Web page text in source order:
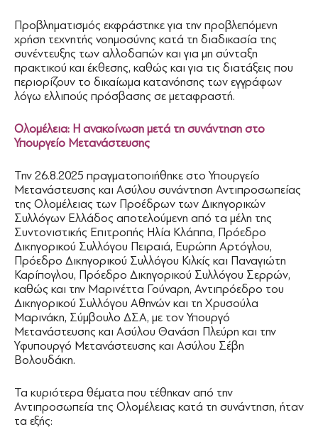
Προβληματισμός εκφράστηκε για την προβλεπόμενη
χρήση τεχνητής νοημοσύνης κατά τη διαδικασία της
συνέντευξης των αλλοδαπών και για μη σύνταξη
πρακτικού και έκθεσης, καθώς και για τις διατάξεις που
περιορίζουν το δικαίωμα κατανόησης των εγγράφων
λόγω ελλιπούς πρόσβασης σε μεταφραστή.
Ολομέλεια: Η ανακοίνωση μετά τη συνάντηση στο
Υπουργείο Μετανάστευσης
Την 26.8.2025 πραγματοποιήθηκε στο Υπουργείο
Μετανάστευσης και Ασύλου συνάντηση Αντιπροσωπείας
της Ολομέλειας των Προέδρων των Δικηγορικών
Συλλόγων Ελλάδος αποτελούμενη από τα μέλη της
Συντονιστικής Επιτροπής Ηλία Κλάππα, Πρόεδρο
Δικηγορικού Συλλόγου Πειραιά, Ευρώπη Αρτόγλου,
Πρόεδρο Δικηγορικού Συλλόγου Κιλκίς και Παναγιώτη
Καρίπογλου, Πρόεδρο Δικηγορικού Συλλόγου Σερρών,
καθώς και την Μαρινέττα Γούναρη, Αντιπρόεδρο του
Δικηγορικού Συλλόγου Αθηνών και τη Χρυσούλα
Μαρινάκη, Σύμβουλο ΔΣΑ, με τον Υπουργό
Μετανάστευσης και Ασύλου Θανάση Πλεύρη και την
Υφυπουργό Μετανάστευσης και Ασύλου Σέβη
Βολουδάκη.
Τα κυριότερα θέματα που τέθηκαν από την
Αντιπροσωπεία της Ολομέλειας κατά τη συνάντηση, ήταν
τα εξής: